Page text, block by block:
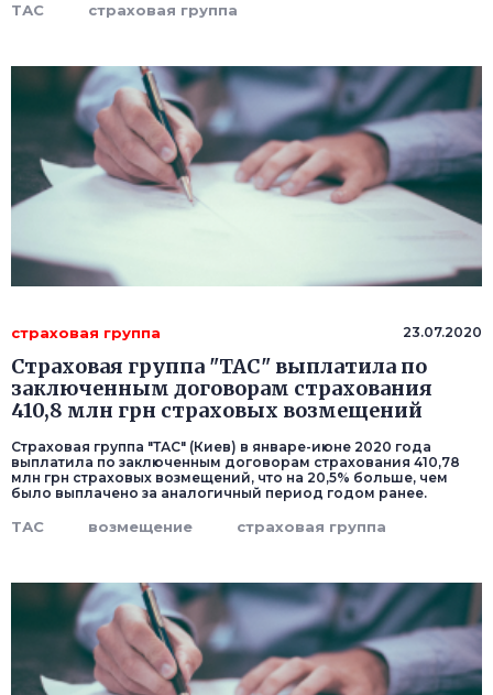
ТАС страховая группа
страховая группа 23.07.2020
Страховая группа "ТАС" выплатила по
заключенным договорам страхования
410,8 млн грн страховых возмещений
Страховая группа "ТАС" (Киев) в январе-июне 2020 года
выплатила по заключенным договорам страхования 410,78
млн грн страховых возмещений, что на 20,5% больше, чем
было выплачено за аналогичный период годом ранее.
ТАС возмещение страховая группа